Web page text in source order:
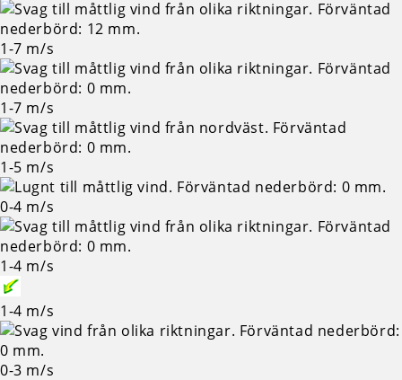
1-7 m/s
1-7 m/s
1-5 m/s
0-4 m/s
1-4 m/s
1-4 m/s
0-3 m/s